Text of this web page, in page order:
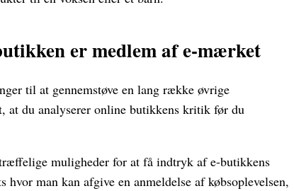
er medlem af e-mærket
til at gennemstøve en lang række øvrige
at du analyserer online butikkens kritik før du
muligheder for at få indtryk af e-butikkens
man kan afgive en anmeldelse af købsoplevelsen,